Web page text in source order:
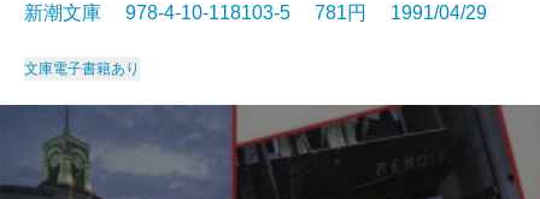
新潮文庫 978-4-10-118103-5 781円 1991/04/29
文庫電子書籍あり